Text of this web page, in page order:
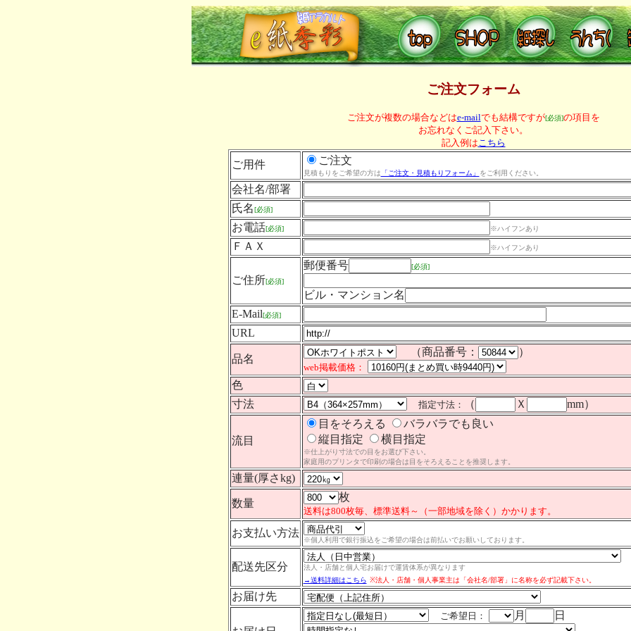
ご注文フォーム
ご注文が複数の場合などはe-mailでも結構ですが[必須]の項目を
お忘れなくご記入下さい。
記入例はこちら
ご用件 ご注文
見積もりをご希望の方は 「ご注文・見積もりフォーム」 をご利用ください。
会社名/部署
氏名 [必須]
お電話[必須] ※ハイフンあり
ＦＡＸ ※ハイフンあり
ご住所[必須]
郵便番号 [必須]
ビル・マンション名
E-Mail[必須]
URL
品名
（商品番号： ）
web掲載価格：
色
寸法
指定寸法： （ Ｘ mm）
流目
目をそろえる
バラバラでも良い
縦目指定
横目指定
※仕上がり寸法での目をお選び下さい。
家庭用のプリンタで印刷の場合は目をそろえることを推奨します。
連量(厚さkg)
数量
枚
送料は800枚毎、標準送料～（一部地域を除く）かかります。
お支払い方法
※個人利用で銀行振込をご希望の場合は前払いでお願いしております。
配送先区分
法人・店舗と個人宅お届けで運賃体系が異なります
→送料詳細はこちら ※法人・店舗・個人事業主は「会社名/部署」に名称を必ず記載下さい。
お届け先
ご希望日： 月 日